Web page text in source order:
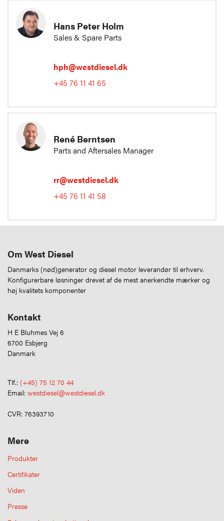
Hans Peter Holm
Sales & Spare Parts
hph@westdiesel.dk
+45 76 11 41 65
René Berntsen
Parts and Aftersales Manager
rr@westdiesel.dk
+45 76 11 41 58
Om West Diesel
Danmarks (nød)generator og diesel motor leverandør til erhverv.
Konfigurerbare løsninger drevet af de mest anerkendte mærker og
høj kvalitets komponenter
Kontakt
H E Bluhmes Vej 6
6700 Esbjerg
Danmark
Tlf.: (+45) 75 12 70 44
Email: westdiesel@westdiesel.dk
CVR: 76393710
Mere
Produkter
Certifikater
Viden
Presse